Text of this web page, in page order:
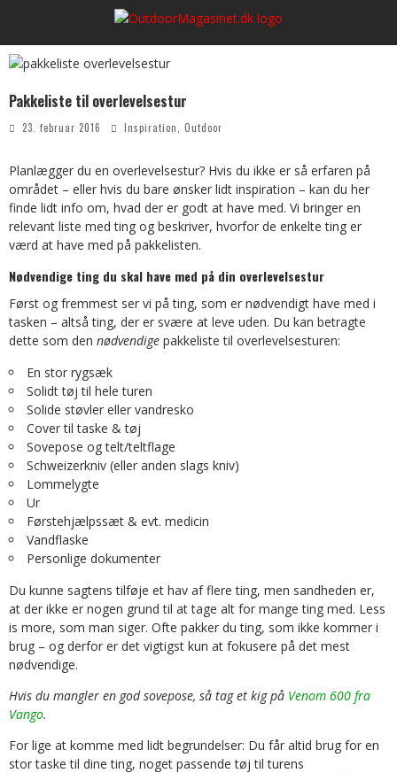
Pakkeliste til overlevelsestur
23. februar 2016 Inspiration Outdoor
Planlægger du en overlevelsestur? Hvis du ikke er så erfaren på
området – eller hvis du bare ønsker lidt inspiration – kan du her
finde lidt info om, hvad der er godt at have med. Vi bringer en
relevant liste med ting og beskriver, hvorfor de enkelte ting er
værd at have med på pakkelisten.
Nødvendige ting du skal have med på din overlevelsestur
Først og fremmest ser vi på ting, som er nødvendigt have med i
tasken – altså ting, der er svære at leve uden. Du kan betragte
dette som den nødvendige pakkeliste til overlevelsesturen:
En stor rygsæk
Solidt tøj til hele turen
Solide støvler eller vandresko
Cover til taske & tøj
Sovepose og telt/teltflage
Schweizerkniv (eller anden slags kniv)
Lommelygte
Ur
Førstehjælpssæt & evt. medicin
Vandflaske
Personlige dokumenter
Du kunne sagtens tilføje et hav af flere ting, men sandheden er,
at der ikke er nogen grund til at tage alt for mange ting med. Less
is more, som man siger. Ofte pakker du ting, som ikke kommer i
brug – og derfor er det vigtigst kun at fokusere på det mest
nødvendige.
Hvis du mangler en god sovepose, så tag et kig på Venom 600 fra
Vango.
For lige at komme med lidt begrundelser: Du får altid brug for en
stor taske til dine ting, noget passende tøj til turens